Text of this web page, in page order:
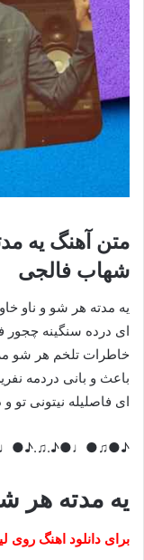
متن آهنگ یه
شهاب فالجی
یه مدته هر شو و ناو
ای درده سنگینه
خاطرات تلخم هر شو
باعث و بانی دردمه
ای فاصلیله نیتونی
یه مدته هر
برای دانلود اهنگ روی